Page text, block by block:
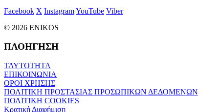
Facebook X InstagramYouTube Viber
© 2026 ENIKOS
ΠΛΟΗΓΗΣΗ
ΤΑΥΤΟΤΗΤΑ
ΕΠΙΚΟΙΝΩΝΙΑ
ΟΡΟΙ ΧΡΗΣΗΣ
ΠΟΛΙΤΙΚΗ ΠΡΟΣΤΑΣΙΑΣ ΠΡΟΣΩΠΙΚΩΝ ΔΕΔΟΜΕΝΩΝ
ΠΟΛΙΤΙΚΗ COOKIES
Κρατική Διαφήμιση